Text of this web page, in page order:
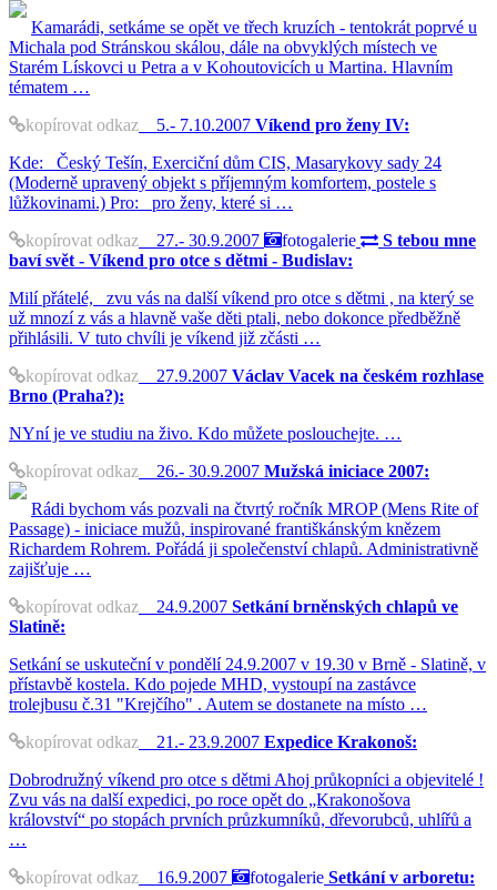
Kamarádi, setkáme se opět ve třech kruzích - tentokrát poprvé u
Michala pod Stránskou skálou, dále na obvyklých místech ve
Starém Lískovci u Petra a v Kohoutovicích u Martina. Hlavním
tématem …
kopírovat odkaz 5.- 7.10.2007 Víkend pro ženy IV:
Kde: Český Tešín, Exerciční dům CIS, Masarykovy sady 24
(Moderně upravený objekt s příjemným komfortem, postele s
lůžkovinami.) Pro: pro ženy, které si …
kopírovat odkaz 27.- 30.9.2007 fotogalerie
S tebou mne
baví svět - Víkend pro otce s dětmi - Budislav:
Milí přátelé, zvu vás na další víkend pro otce s dětmi , na který se
už mnozí z vás a hlavně vaše děti ptali, nebo dokonce předběžně
přihlásili. V tuto chvíli je víkend již zčásti …
kopírovat odkaz 27.9.2007 Václav Vacek na českém rozhlase
Brno (Praha?):
NYní je ve studiu na živo. Kdo můžete poslouchejte. …
kopírovat odkaz 26.- 30.9.2007 Mužská iniciace 2007:
Rádi bychom vás pozvali na čtvrtý ročník MROP (Mens Rite of
Passage) - iniciace mužů, inspirované františkánským knězem
Richardem Rohrem. Pořádá ji společenství chlapů. Administrativně
zajišťuje …
kopírovat odkaz 24.9.2007 Setkání brněnských chlapů ve
Slatině:
Setkání se uskuteční v pondělí 24.9.2007 v 19.30 v Brně - Slatině, v
přístavbě kostela. Kdo pojede MHD, vystoupí na zastávce
trolejbusu č.31 "Krejčího" . Autem se dostanete na místo …
kopírovat odkaz 21.- 23.9.2007 Expedice Krakonoš:
Dobrodružný víkend pro otce s dětmi Ahoj průkopníci a objevitelé !
Zvu vás na další expedici, po roce opět do „Krakonošova
království“ po stopách prvních průzkumníků, dřevorubců, uhlířů a
…
kopírovat odkaz 16.9.2007 fotogalerie Setkání v arboretu: